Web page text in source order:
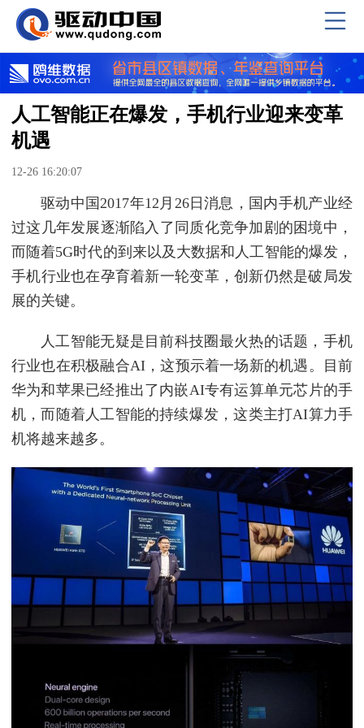
人工智能正在爆发，手机行业迎来变革
机遇
12-26 16:20:07
驱动中国2017年12月26日消息，国内手机产业经
过这几年发展逐渐陷入了同质化竞争加剧的困境中，
而随着5G时代的到来以及大数据和人工智能的爆发，
手机行业也在孕育着新一轮变革，创新仍然是破局发
展的关键。
人工智能无疑是目前科技圈最火热的话题，手机
行业也在积极融合AI，这预示着一场新的机遇。目前
华为和苹果已经推出了内嵌AI专有运算单元芯片的手
机，而随着人工智能的持续爆发，这类主打AI算力手
机将越来越多。